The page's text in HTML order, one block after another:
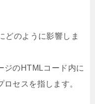
どのように影響しま
ジのHTMLコード内に
セスを指します。